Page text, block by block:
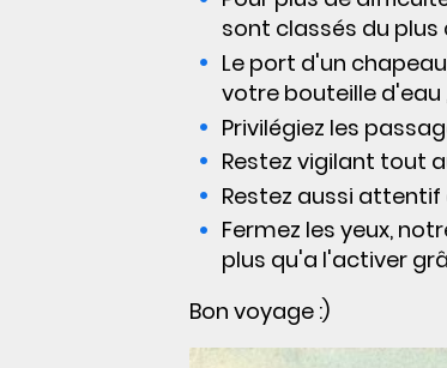
sont classés du
Le port d'un
votre bouteille d'eau
Privilégiez les
Restez vigilant tout
Restez aussi
Fermez les yeux,
plus qu'a l'activer
Bon voyage :)